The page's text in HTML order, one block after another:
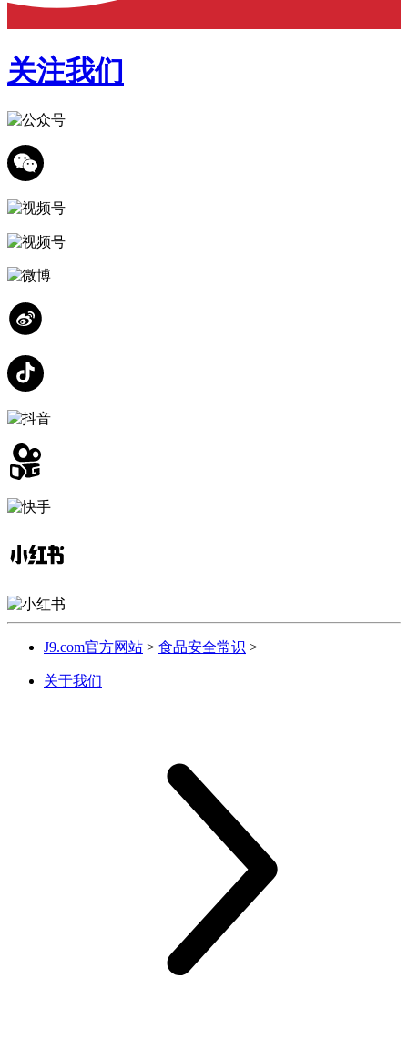
关注我们
J9.com官方网站 > 食品安全常识 >
关于我们